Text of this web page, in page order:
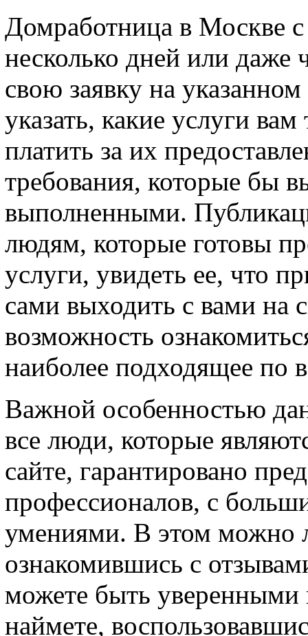
Домработница в Москве
несколько дней или даже
свою заявку на
указать, какие услуги
платить за их
требования, которые бы
выполненными.
людям, которые готовы
услуги, увидеть ее, что
сами выходить с вами на
возможность
наиболее подходящее по
Важной особенностью
все люди, которые
сайте, гарантировано
профессионалов, с
умениями. В этом можно
ознакомившись с
можете быть уверенными
наймете,